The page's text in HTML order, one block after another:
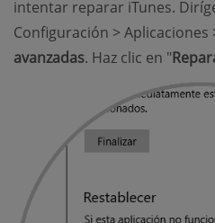
intentar reparar iTunes.
Configuración > Aplicaciones
avanzadas. Haz clic en "